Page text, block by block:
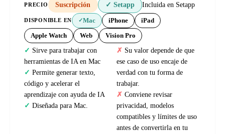
PRECIO Suscripción ✓ Setapp Incluida en Setapp
DISPONIBLE EN ✓Mac iPhone iPad
Apple Watch Web Vision Pro
Sirve para trabajar con
herramientas de IA en Mac
Permite generar texto,
código y acelerar el
aprendizaje con ayuda de IA
Diseñada para Mac.
Su valor depende de que
ese caso de uso encaje de
verdad con tu forma de
trabajar.
Conviene revisar
privacidad, modelos
compatibles y límites de uso
antes de convertirla en tu